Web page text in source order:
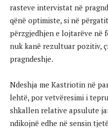
rasteve intervistat në
qënë optimiste, si në
përzgjedhjen e lojtarëve në
nuk kanë rezultuar pozitiv,
pragndeshje.
Ndeshja me Kastriotin në
lehtë, por vetvëresimi i
shkallen relative apsulute
ndikojnë edhe në sensin